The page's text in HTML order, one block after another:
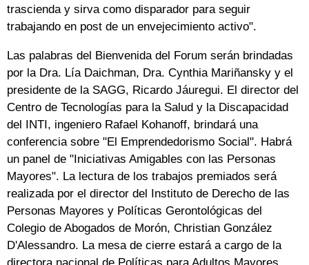
trascienda y sirva como disparador para seguir
trabajando en post de un envejecimiento activo".
Las palabras del Bienvenida del Forum serán brindadas
por la Dra. Lía Daichman, Dra. Cynthia Mariñansky y el
presidente de la SAGG, Ricardo Jáuregui. El director del
Centro de Tecnologías para la Salud y la Discapacidad
del INTI, ingeniero Rafael Kohanoff, brindará una
conferencia sobre "El Emprendedorismo Social". Habrá
un panel de "Iniciativas Amigables con las Personas
Mayores". La lectura de los trabajos premiados será
realizada por el director del Instituto de Derecho de las
Personas Mayores y Políticas Gerontológicas del
Colegio de Abogados de Morón, Christian González
D'Alessandro. La mesa de cierre estará a cargo de la